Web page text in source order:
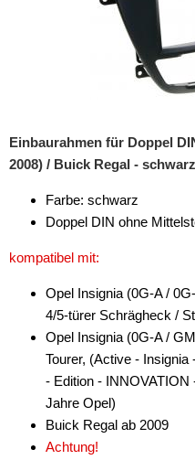
Antennenadapter
Antennensplitter
Antennenstab
Antennenstecker
Antennenverstärker
Antennenzubehör
Aux-In-Adapter
Bluetooth
Einbaurahmen für Doppel
2008) / Buick Regal - schwarz
Farbe: schwarz
Doppel DIN ohne
kompatibel mit:
Opel Insignia (0G-A /
4/5-türer Schrägheck /
Opel Insignia (0G-A /
Tourer, (Active -
- Edition -
Jahre Opel)
Buick Regal ab 2009
Achtung!